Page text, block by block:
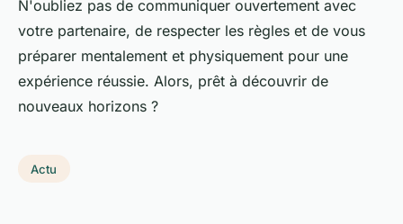
N'oubliez pas de communiquer ouvertement avec
votre partenaire, de respecter les règles et de vous
préparer mentalement et physiquement pour une
expérience réussie. Alors, prêt à découvrir de
nouveaux horizons ?
Actu